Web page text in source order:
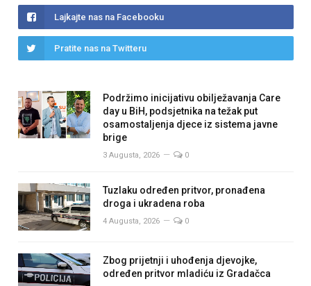
Lajkajte nas na Facebooku
Pratite nas na Twitteru
Podržimo inicijativu obilježavanja Care
day u BiH, podsjetnika na težak put
osamostaljenja djece iz sistema javne
brige
3 Augusta, 2026 0
Tuzlaku određen pritvor, pronađena
droga i ukradena roba
4 Augusta, 2026 0
Zbog prijetnji i uhođenja djevojke,
određen pritvor mladiću iz Gradačca